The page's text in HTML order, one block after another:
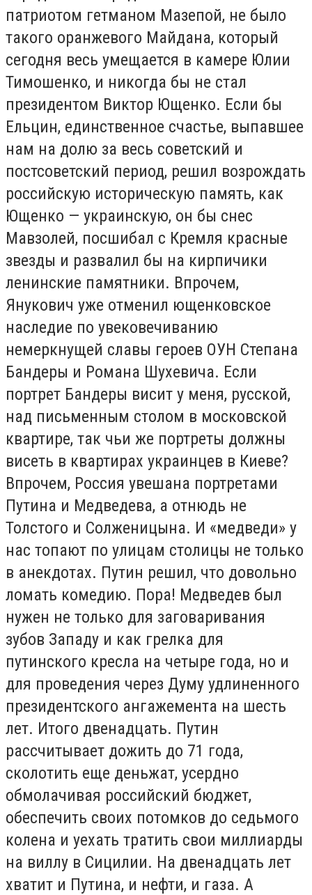
патриотом гетманом Мазепой, не было
такого оранжевого Майдана, который
сегодня весь умещается в камере Юлии
Тимошенко, и никогда бы не стал
президентом Виктор Ющенко. Если бы
Ельцин, единственное счастье, выпавшее
нам на долю за весь советский и
постсоветский период, решил возрождать
российскую историческую память, как
Ющенко — украинскую, он бы снес
Мавзолей, посшибал с Кремля красные
звезды и развалил бы на кирпичики
ленинские памятники. Впрочем,
Янукович уже отменил ющенковское
наследие по увековечиванию
немеркнущей славы героев ОУН Степана
Бандеры и Романа Шухевича. Если
портрет Бандеры висит у меня, русской,
над письменным столом в московской
квартире, так чьи же портреты должны
висеть в квартирах украинцев в Киеве?
Впрочем, Россия увешана портретами
Путина и Медведева, а отнюдь не
Толстого и Солженицына. И «медведи» у
нас топают по улицам столицы не только
в анекдотах. Путин решил, что довольно
ломать комедию. Пора! Медведев был
нужен не только для заговаривания
зубов Западу и как грелка для
путинского кресла на четыре года, но и
для проведения через Думу удлиненного
президентского ангажемента на шесть
лет. Итого двенадцать. Путин
рассчитывает дожить до 71 года,
сколотить еще деньжат, усердно
обмолачивая российский бюджет,
обеспечить своих потомков до седьмого
колена и уехать тратить свои миллиарды
на виллу в Сицилии. На двенадцать лет
хватит и Путина, и нефти, и газа. А